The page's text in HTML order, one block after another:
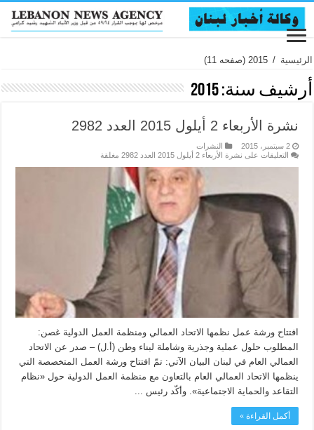
الرئيسية /
2015 (صفحه 11)
أرشيف سنة:2015
نشرة الأربعاء 2 أيلول 2015 العدد 2982
2 سبتمبر، 2015
النشرات
التعليقات على نشرة الأربعاء 2 أيلول 2015 العدد 2982 مغلقة
افتتاح ورشة عمل نظمها الاتحاد العمالي ومنظمة العمل الدولية غصن:
المطلوب حلول عملية وجذرية وشاملة لبناء وطن (أ.ل) – صدر عن الاتحاد
العمالي العام في لبنان البيان الآتي: تمّ افتتاح ورشة العمل المتخصصة التي
ينظمها الاتحاد العمالي العام بالتعاون مع منظمة العمل الدولية حول «نظام
التقاعد والحماية الاجتماعية». وأكّد رئيس ...
أكمل القراءة »